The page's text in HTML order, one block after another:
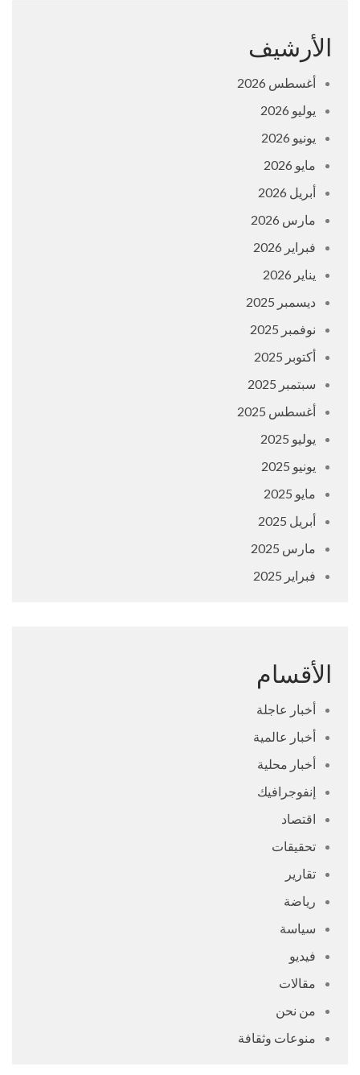
الأرشيف
أغسطس 2026
يوليو 2026
يونيو 2026
مايو 2026
أبريل 2026
مارس 2026
فبراير 2026
يناير 2026
ديسمبر 2025
نوفمبر 2025
أكتوبر 2025
سبتمبر 2025
أغسطس 2025
يوليو 2025
يونيو 2025
مايو 2025
أبريل 2025
مارس 2025
فبراير 2025
الأقسام
أخبار عاجلة
أخبار عالمية
أخبار محلية
إنفوجرافيك
اقتصاد
تحقيقات
تقارير
رياضة
سياسة
فيديو
مقالات
من نحن
منوعات وثقافة